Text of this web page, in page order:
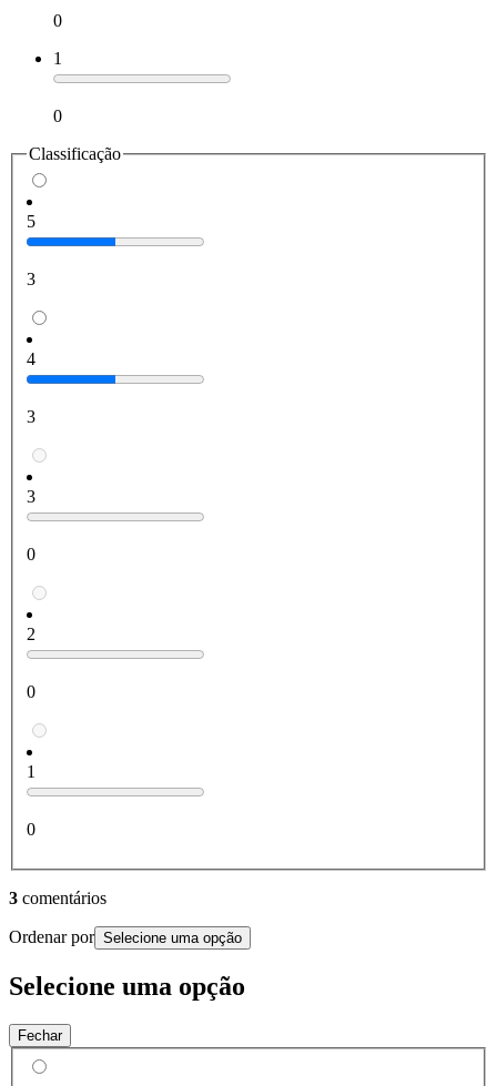
0
1
0
Classificação
5
3
4
3
3
0
2
0
1
0
3 comentários
Ordenar por Selecione uma opção
Selecione uma opção
Fechar